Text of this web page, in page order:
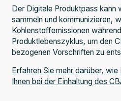
Der Digitale Produktpass kann
sammeln und kommunizieren,
Kohlenstoffemissionen
Produktlebenszyklus, um den
bezogenen Vorschriften zu
Erfahren Sie mehr darüber,
Ihnen bei der Einhaltung des